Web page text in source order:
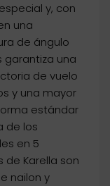
y, con
una
de ángulo
garantiza una
de vuelo
y una mayor
estándar
de los
en 5
de Karella son
nailon y